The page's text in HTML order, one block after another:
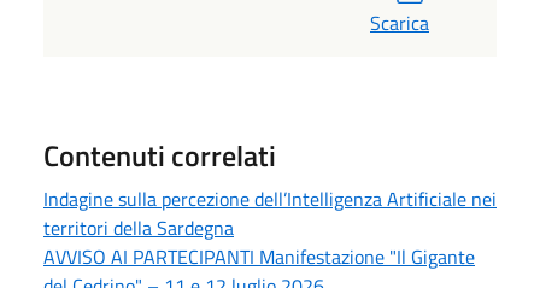
Scarica
Contenuti correlati
Indagine sulla percezione dell’Intelligenza Artificiale nei
territori della Sardegna
AVVISO AI PARTECIPANTI Manifestazione "Il Gigante